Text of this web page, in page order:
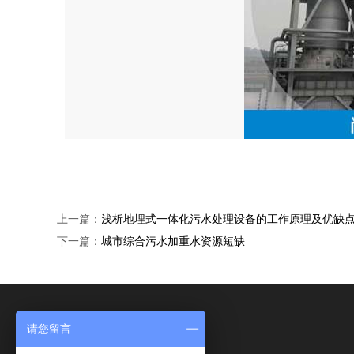
上一篇： 浅析地埋式一体化污水处理设备的工作原理及优缺
下一篇： 城市综合污水加重水资源短缺
请您留言